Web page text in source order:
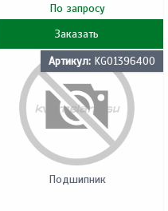
По запросу
Заказать
Артикул: KG01396400
Подшипник